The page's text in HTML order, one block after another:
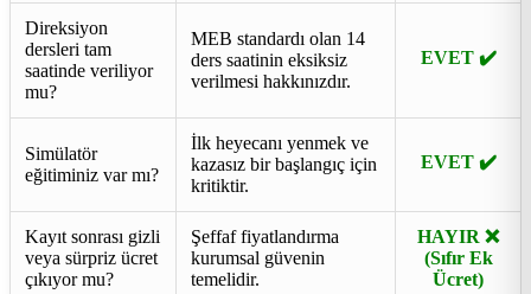
Direksiyon
dersleri tam
saatinde veriliyor
mu?
MEB standardı olan 14
ders saatinin eksiksiz
verilmesi hakkınızdır.
EVET ✔️
Simülatör
eğitiminiz var mı?
İlk heyecanı yenmek ve
kazasız bir başlangıç için
kritiktir.
EVET ✔️
Kayıt sonrası gizli
veya sürpriz ücret
çıkıyor mu?
Şeffaf fiyatlandırma
kurumsal güvenin
temelidir.
HAYIR ❌
(Sıfır Ek
Ücret)